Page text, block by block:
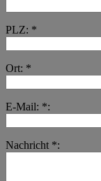
PLZ: *
Ort: *
E-Mail: *:
Nachricht *: